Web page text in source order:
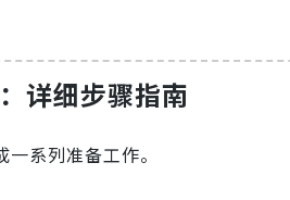
详细步骤指南
系列准备工作。